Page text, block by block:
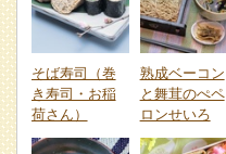
そば寿司（巻
き寿司・お稲
荷さん）
熟成ベーコン
と舞茸のぺペ
ロンせいろ